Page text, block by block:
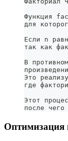
Функция
для
Если n
так как
В
Это
где
Этот
после чего
Оптимизация